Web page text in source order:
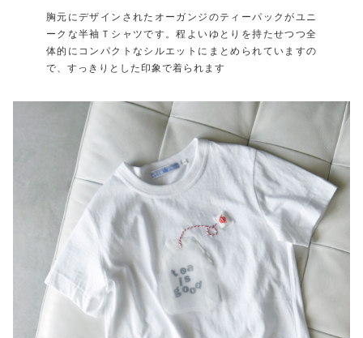
胸元にデザインされたオーガンジのティーパックがユニ
ークな半袖Ｔシャツです。程よいゆとりを持たせつつ全
体的にコンパクトなシルエットにまとめられていますの
で、すっきりとした印象で着られます